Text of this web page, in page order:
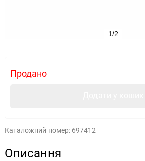
1/2
Продано
Каталожний номер: 697412
Описання